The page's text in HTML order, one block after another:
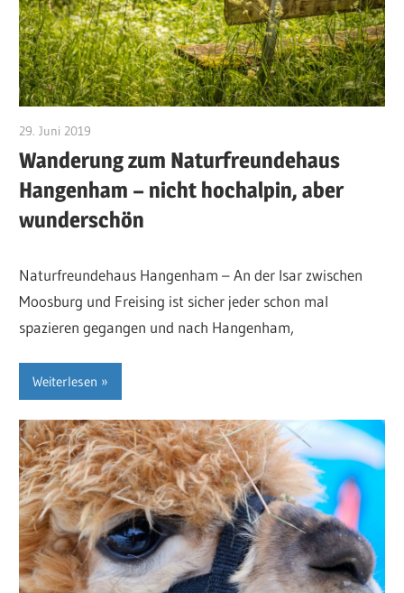
29. Juni 2019
Wanderung zum Naturfreundehaus
Hangenham – nicht hochalpin, aber
wunderschön
Naturfreundehaus Hangenham – An der Isar zwischen
Moosburg und Freising ist sicher jeder schon mal
spazieren gegangen und nach Hangenham,
Weiterlesen